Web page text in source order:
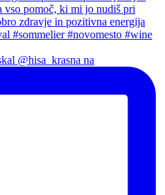
@hisa_krasna na